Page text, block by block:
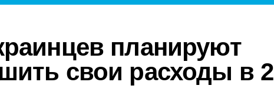
планируют
свои расходы в